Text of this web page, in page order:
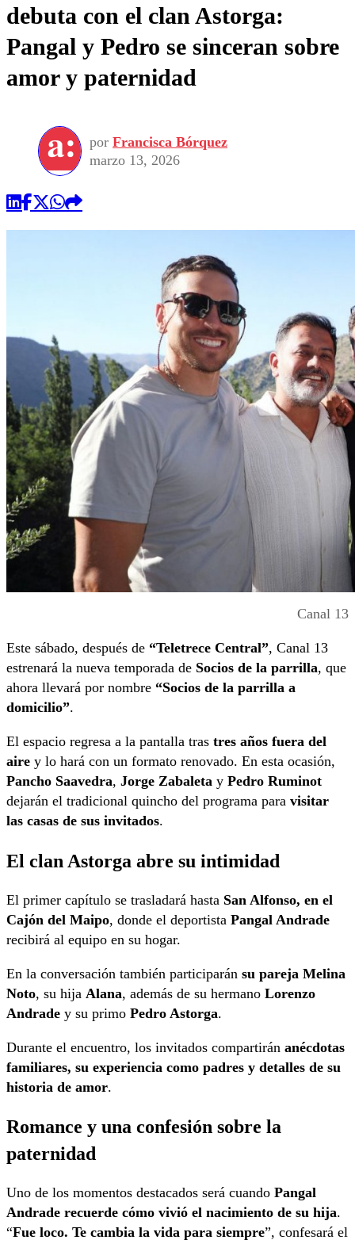
debuta con el clan Astorga:
Pangal y Pedro se sinceran sobre
amor y paternidad
por Francisca Bórquez
marzo 13, 2026
Canal 13
Este sábado, después de “Teletrece Central”, Canal 13
estrenará la nueva temporada de Socios de la parrilla, que
ahora llevará por nombre “Socios de la parrilla a
domicilio”.
El espacio regresa a la pantalla tras tres años fuera del
aire y lo hará con un formato renovado. En esta ocasión,
Pancho Saavedra, Jorge Zabaleta y Pedro Ruminot
dejarán el tradicional quincho del programa para visitar
las casas de sus invitados.
El clan Astorga abre su intimidad
El primer capítulo se trasladará hasta San Alfonso, en el
Cajón del Maipo, donde el deportista Pangal Andrade
recibirá al equipo en su hogar.
En la conversación también participarán su pareja Melina
Noto, su hija Alana, además de su hermano Lorenzo
Andrade y su primo Pedro Astorga.
Durante el encuentro, los invitados compartirán anécdotas
familiares, su experiencia como padres y detalles de su
historia de amor.
Romance y una confesión sobre la
paternidad
Uno de los momentos destacados será cuando Pangal
Andrade recuerde cómo vivió el nacimiento de su hija.
“Fue loco. Te cambia la vida para siempre”, confesará el